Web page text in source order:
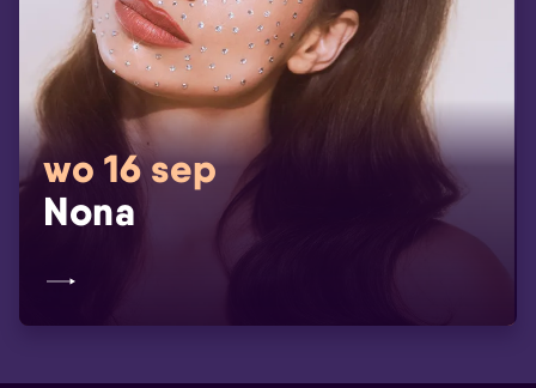
wo 16 sep
Nona